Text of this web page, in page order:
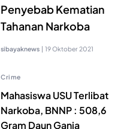
Penyebab Kematian
Tahanan Narkoba
sibayaknews | 19 Oktober 2021
Crime
Mahasiswa USU Terlibat
Narkoba, BNNP : 508,6
Gram Daun Ganja